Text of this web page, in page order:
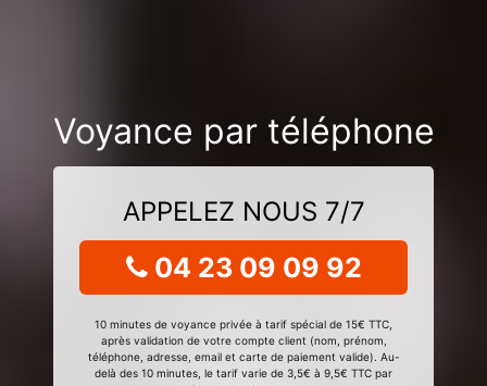
Voyance par téléphone
APPELEZ NOUS 7/7
04 23 09 09 92
10 minutes de voyance privée à tarif spécial de 15€ TTC,
après validation de votre compte client (nom, prénom,
téléphone, adresse, email et carte de paiement valide). Au-
delà des 10 minutes, le tarif varie de 3,5€ à 9,5€ TTC par